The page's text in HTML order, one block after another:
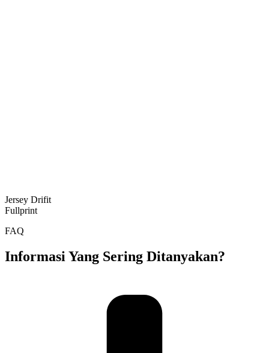
Jersey Drifit
Fullprint
FAQ
Informasi Yang Sering Ditanyakan?